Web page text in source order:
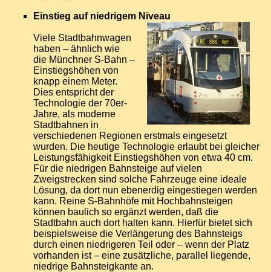
Einstieg auf niedrigem Niveau
Viele Stadtbahnwagen
haben – ähnlich wie
die Münchner S-Bahn –
Einstiegshöhen von
knapp einem Meter.
Dies entspricht der
Technologie der 70er-
Jahre, als moderne
Stadtbahnen in
verschiedenen Regionen erstmals eingesetzt
wurden. Die heutige Technologie erlaubt bei gleicher
Leistungsfähigkeit Einstiegshöhen von etwa 40 cm.
Für die niedrigen Bahnsteige auf vielen
Zweigstrecken sind solche Fahrzeuge eine ideale
Lösung, da dort nun ebenerdig eingestiegen werden
kann. Reine S-Bahnhöfe mit Hochbahnsteigen
können baulich so ergänzt werden, daß die
Stadtbahn auch dort halten kann. Hierfür bietet sich
beispielsweise die Verlängerung des Bahnsteigs
durch einen niedrigeren Teil oder – wenn der Platz
vorhanden ist – eine zusätzliche, parallel liegende,
niedrige Bahnsteigkante an.